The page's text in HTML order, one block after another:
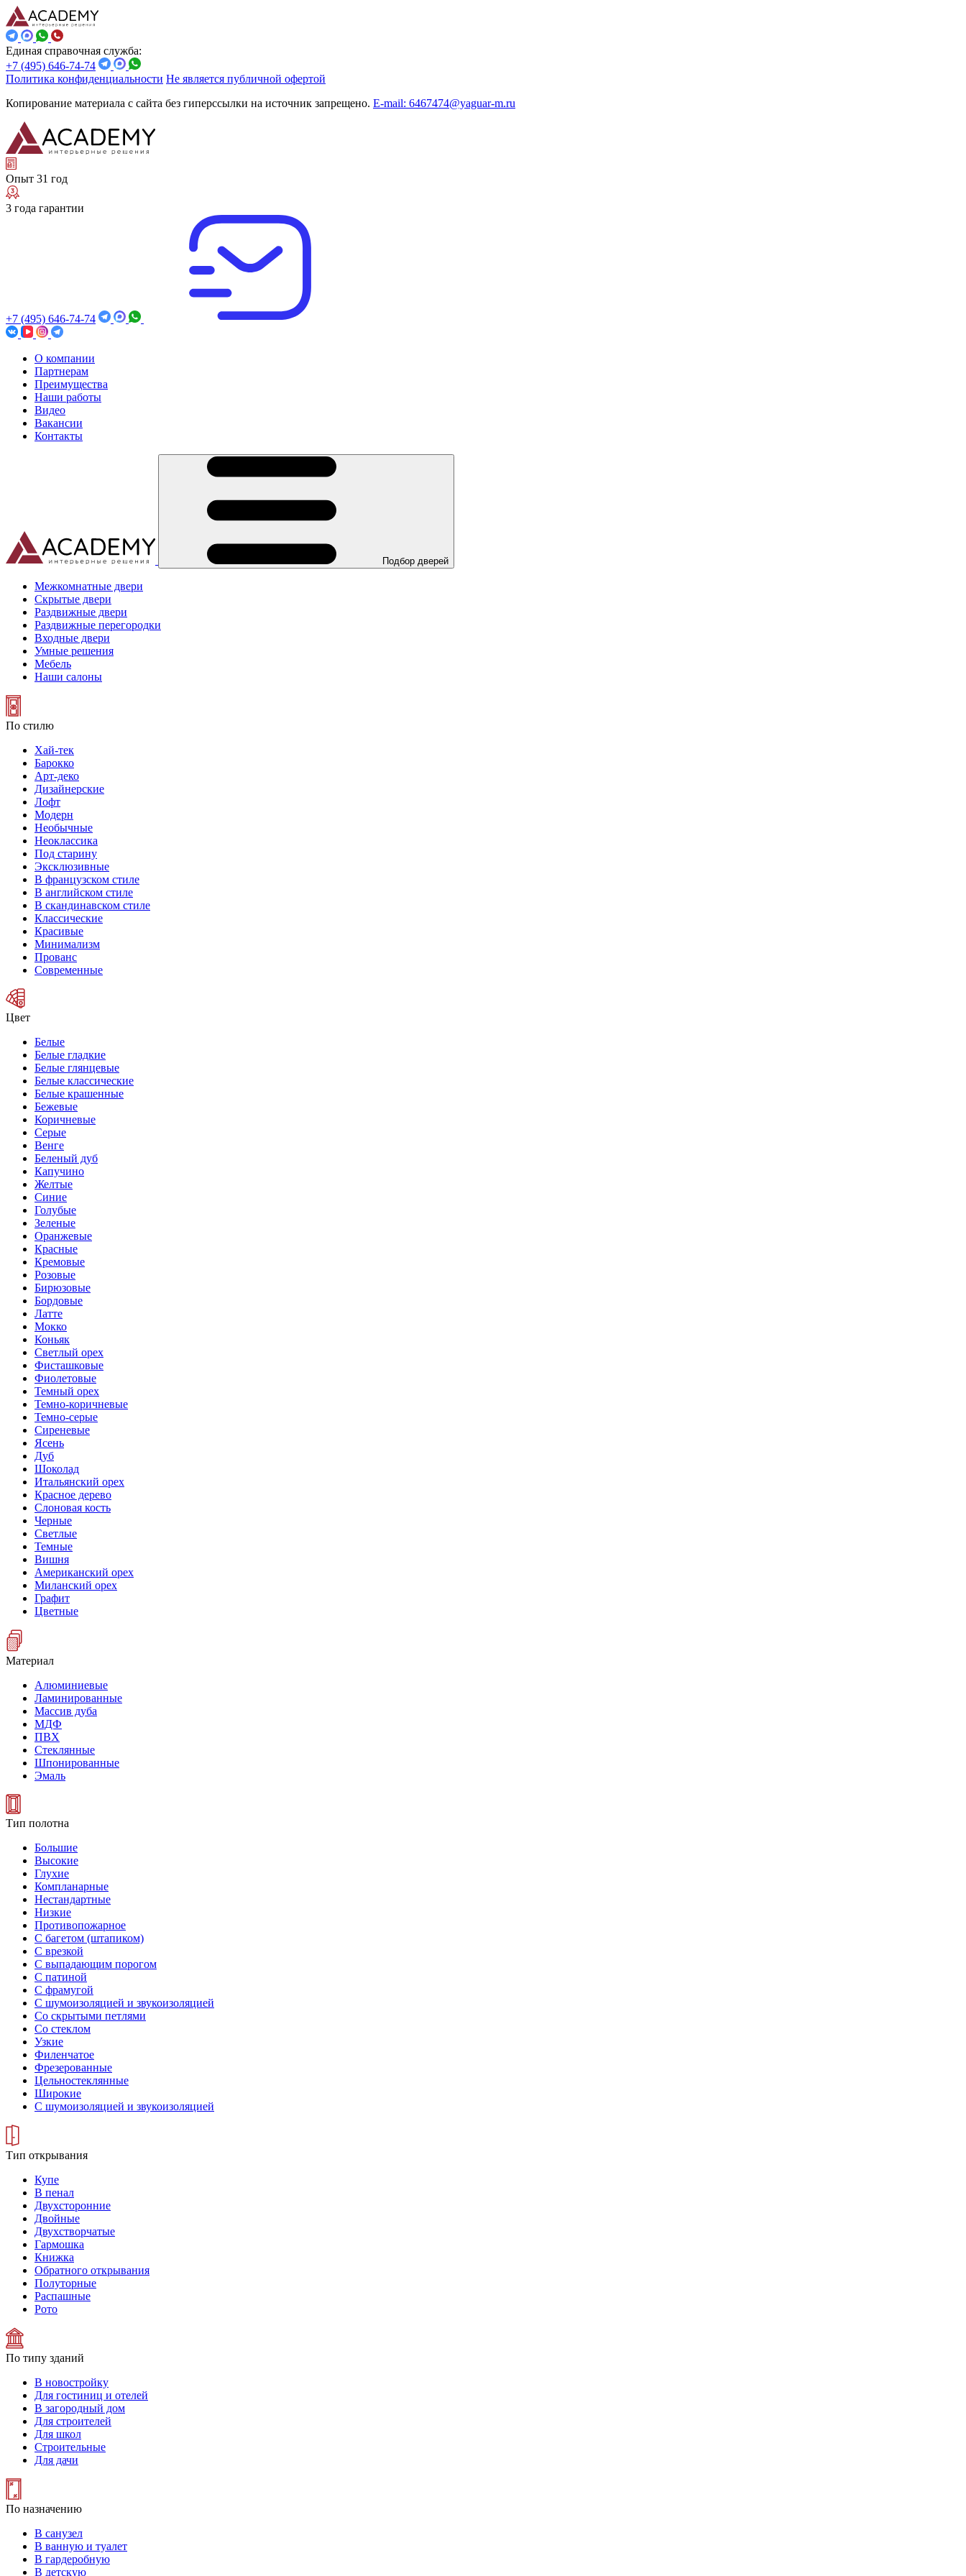
Единая справочная служба:
+7 (495) 646-74-74
Политика конфиденциальности Не является публичной офертой
Копирование материала с сайта без гиперссылки на источник запрещено. E-mail: 6467474@yaguar-m.ru
Опыт 31 год
3 года гарантии
+7 (495) 646-74-74
О компании
Партнерам
Преимущества
Наши работы
Видео
Вакансии
Контакты
Подбор дверей
Межкомнатные двери
Скрытые двери
Раздвижные двери
Раздвижные перегородки
Входные двери
Умные решения
Мебель
Наши салоны
По стилю
Хай-тек
Барокко
Арт-деко
Дизайнерские
Лофт
Модерн
Необычные
Неоклассика
Под старину
Эксклюзивные
В французском стиле
В английском стиле
В скандинавском стиле
Классические
Красивые
Минимализм
Прованс
Современные
Цвет
Белые
Белые гладкие
Белые глянцевые
Белые классические
Белые крашенные
Бежевые
Коричневые
Серые
Венге
Беленый дуб
Капучино
Желтые
Синие
Голубые
Зеленые
Оранжевые
Красные
Кремовые
Розовые
Бирюзовые
Бордовые
Латте
Мокко
Коньяк
Светлый орех
Фисташковые
Фиолетовые
Темный орех
Темно-коричневые
Темно-серые
Сиреневые
Ясень
Дуб
Шоколад
Итальянский орех
Красное дерево
Слоновая кость
Черные
Светлые
Темные
Вишня
Американский орех
Миланский орех
Графит
Цветные
Материал
Алюминиевые
Ламинированные
Массив дуба
МДФ
ПВХ
Стеклянные
Шпонированные
Эмаль
Тип полотна
Большие
Высокие
Глухие
Компланарные
Нестандартные
Низкие
Противопожарное
С багетом (штапиком)
С врезкой
С выпадающим порогом
С патиной
С фрамугой
С шумоизоляцией и звукоизоляцией
Со скрытыми петлями
Со стеклом
Узкие
Филенчатое
Фрезерованные
Цельностеклянные
Широкие
С шумоизоляцией и звукоизоляцией
Тип открывания
Купе
В пенал
Двухсторонние
Двойные
Двухстворчатые
Гармошка
Книжка
Обратного открывания
Полуторные
Распашные
Рото
По типу зданий
В новостройку
Для гостиниц и отелей
В загородный дом
Для строителей
Для школ
Строительные
Для дачи
По назначению
В санузел
В ванную и туалет
В гардеробную
В детскую